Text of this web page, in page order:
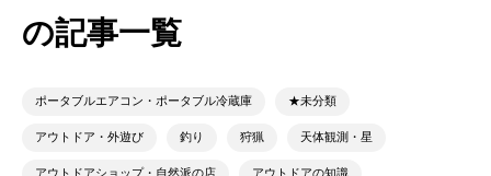
の記事一覧
ポータブルエアコン・ポータブル冷蔵庫 ★未分類
アウトドア・外遊び 釣り 狩猟 天体観測・星
アウトドアショップ・自然派の店 アウトドアの知識